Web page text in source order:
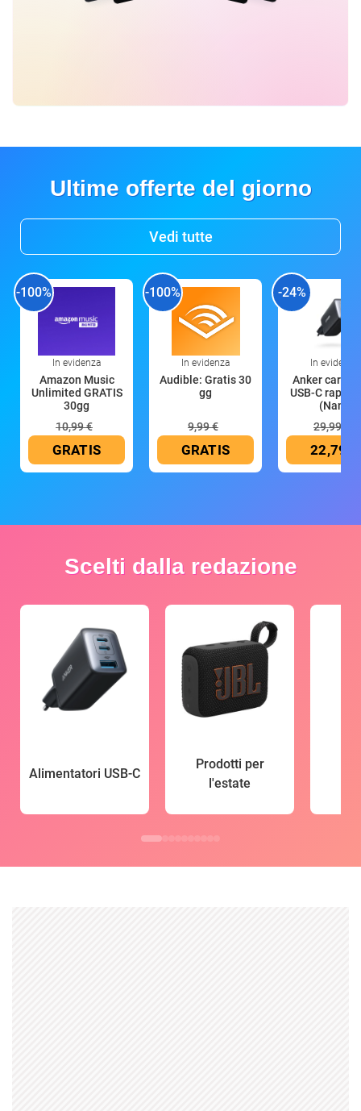
Ultime offerte del giorno
Vedi tutte
-100%
In evidenza
Amazon Music
Unlimited GRATIS
30gg
10,99 €
GRATIS
-100%
In evidenza
Audible: Gratis 30
gg
9,99 €
GRATIS
-24%
In evidenza
Anker
USB-C rapido
(Nano
29,99 €
22,79 €
Scelti dalla redazione
Alimentatori USB-C
Prodotti per
l'estate